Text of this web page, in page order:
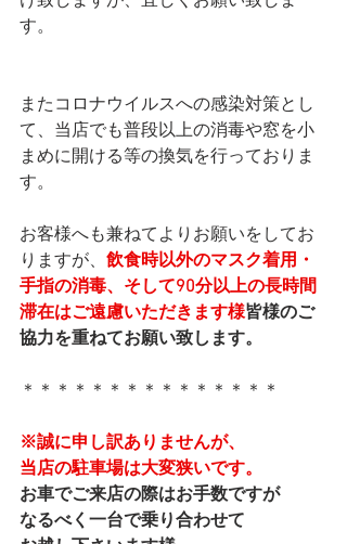
す。
またコロナウイルスへの感染対策とし
て、当店でも普段以上の消毒や窓を小
まめに開ける等の換気を行っておりま
す。
お客様へも兼ねてよりお願いをしてお
りますが、 飲食時以外のマスク着用・
手指の消毒、そして90分以上の長時間
滞在はご遠慮いただきます様皆様のご
協力を重ねてお願い致します。
＊＊＊＊＊＊＊＊＊＊＊＊＊＊＊
※誠に申し訳ありませんが、
当店の駐車場は大変狭いです。
お車でご来店の際はお手数ですが
なるべく一台で乗り合わせて